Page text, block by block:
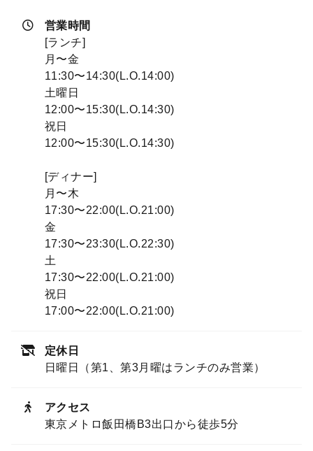
営業時間
[ランチ]
月〜金
11:30〜14:30(L.O.14:00)
土曜日
12:00〜15:30(L.O.14:30)
祝日
12:00〜15:30(L.O.14:30)
[ディナー]
月〜木
17:30〜22:00(L.O.21:00)
金
17:30〜23:30(L.O.22:30)
土
17:30〜22:00(L.O.21:00)
祝日
17:00〜22:00(L.O.21:00)
定休日
日曜日（第1、第3月曜はランチのみ営業）
アクセス
東京メトロ飯田橋B3出口から徒歩5分